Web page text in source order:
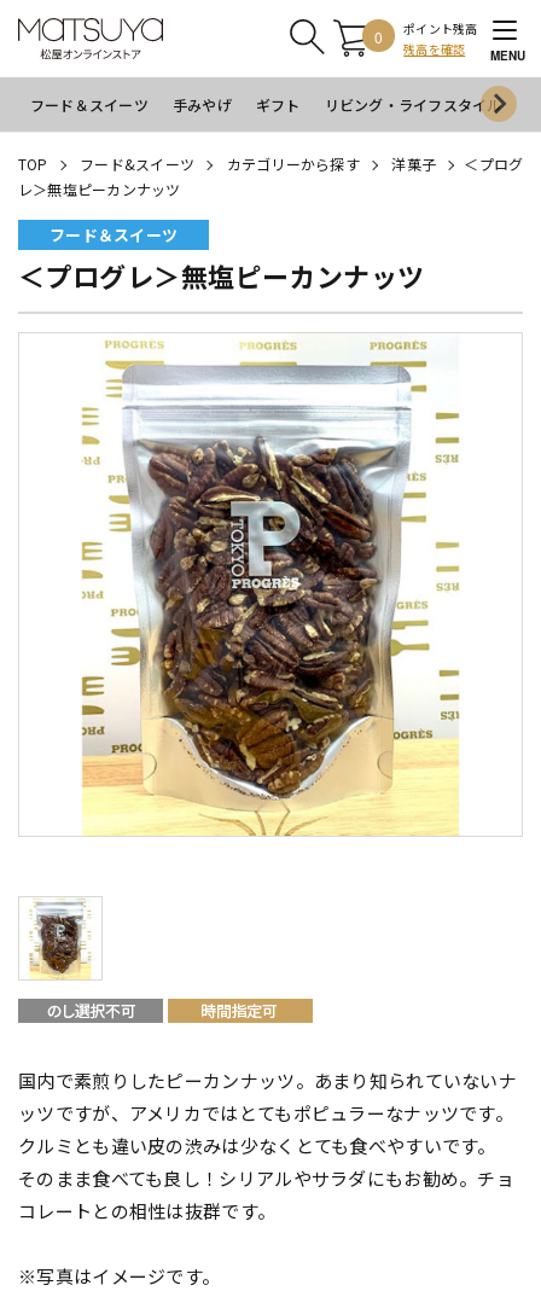
0
ポイント残高
残高を確認
MENU
フード＆スイーツ 手みやげ ギフト リビング・ライフスタイル
TOP フード&スイーツ カテゴリーから探す 洋菓子
＜プログ
レ＞無塩ピーカンナッツ
フード＆スイーツ
＜プログレ＞無塩ピーカンナッツ
国内で素煎りしたピーカンナッツ。あまり知られていないナ
ッツですが、アメリカではとてもポピュラーなナッツです。
クルミとも違い皮の渋みは少なくとても食べやすいです。
そのまま食べても良し！シリアルやサラダにもお勧め。チョ
コレートとの相性は抜群です。
※写真はイメージです。